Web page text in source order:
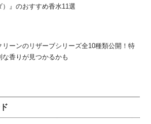
）』のおすすめ香水11選
リーンのリザーブシリーズ全10種類公開！特
な香りが見つかるかも